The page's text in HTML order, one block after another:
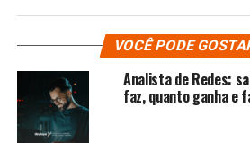
VOCÊ PODE
Analista de Redes:
faz, quanto ganha e